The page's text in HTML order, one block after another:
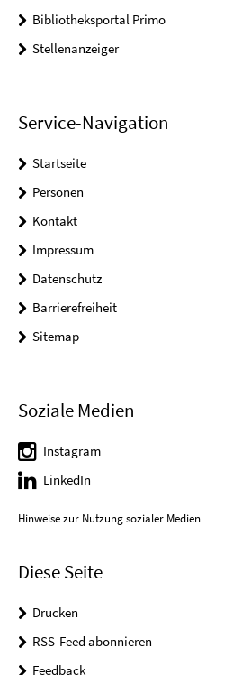
Bibliotheksportal Primo
Stellenanzeiger
Service-Navigation
Startseite
Personen
Kontakt
Impressum
Datenschutz
Barrierefreiheit
Sitemap
Soziale Medien
Instagram
LinkedIn
Hinweise zur Nutzung sozialer Medien
Diese Seite
Drucken
RSS-Feed abonnieren
Feedback